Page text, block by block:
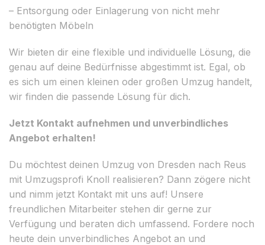
– Entsorgung oder Einlagerung von nicht mehr
benötigten Möbeln
Wir bieten dir eine flexible und individuelle Lösung, die
genau auf deine Bedürfnisse abgestimmt ist. Egal, ob
es sich um einen kleinen oder großen Umzug handelt,
wir finden die passende Lösung für dich.
Jetzt Kontakt aufnehmen und unverbindliches
Angebot erhalten!
Du möchtest deinen Umzug von Dresden nach Reus
mit Umzugsprofi Knoll realisieren? Dann zögere nicht
und nimm jetzt Kontakt mit uns auf! Unsere
freundlichen Mitarbeiter stehen dir gerne zur
Verfügung und beraten dich umfassend. Fordere noch
heute dein unverbindliches Angebot an und